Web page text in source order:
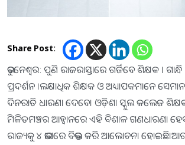
Share Post:
ଭୁବନେଶ୍ୱର: ପୁଣି ରାଜରାସ୍ତାରେ ଗର୍ଜିବେ ଶିକ୍ଷକ ।
ପ୍ରଦର୍ଶନ ।ଲକ୍ଷାଧିକ ଶିକ୍ଷକ ଓ ଅଧ୍ୟାପକମାନେ
ଦିନରାତି ଧାରଣା ଦେବେ। ଓଡ଼ିଶା ସ୍କୁଲ କଲେଜ
ମିଳିତମଞ୍ଚର ଆହ୍ଵାନରେ ଏହି ବିଶାଳ ଗଣଧାରଣା
ରାଜ୍ୟକୁ ୪ ଭାଗରେ ବିଭକ୍ତ କରି ଆଲୋଚନା